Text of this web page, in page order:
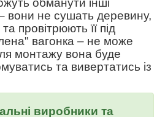
обманути інші
вони не сушать деревину,
провітрюють її під
вагонка – не може
монтажу вона буде
та вивертатись із
виробники та